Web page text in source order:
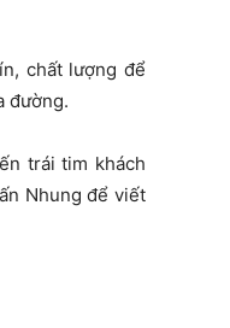
chất lượng để
đường.
trái tim khách
Nhung để viết